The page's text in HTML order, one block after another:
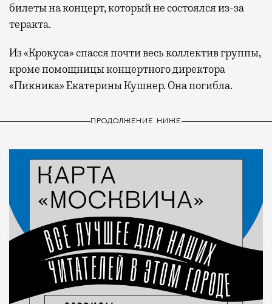
билеты на концерт, который не состоялся из-за
теракта.
Из «Крокуса» спасся почти весь коллектив группы,
кроме помощницы концертного директора
«Пикника» Екатерины Кушнер. Она погибла.
ПРОДОЛЖЕНИЕ НИЖЕ